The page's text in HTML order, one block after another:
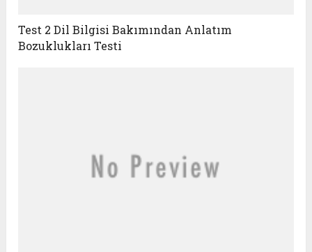
Test 2 Dil Bilgisi Bakımından Anlatım
Bozuklukları Testi